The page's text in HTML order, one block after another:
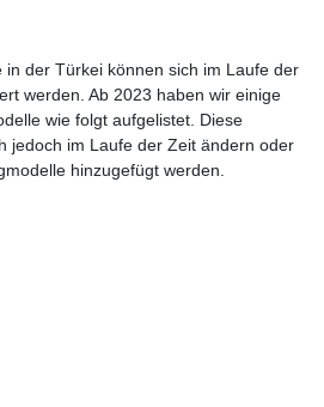
der Türkei können sich im Laufe der
werden. Ab 2023 haben wir einige
wie folgt aufgelistet. Diese
jedoch im Laufe der Zeit ändern oder
hinzugefügt werden.